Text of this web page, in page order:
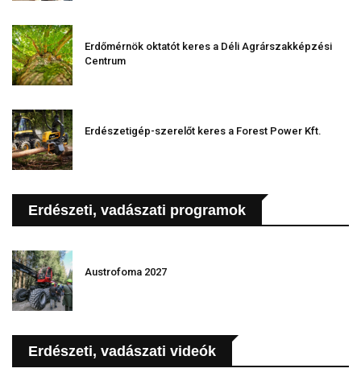
Erdőmérnök oktatót keres a Déli Agrárszakképzési
Centrum
Erdészetigép-szerelőt keres a Forest Power Kft.
Erdészeti, vadászati programok
Austrofoma 2027
Erdészeti, vadászati videók